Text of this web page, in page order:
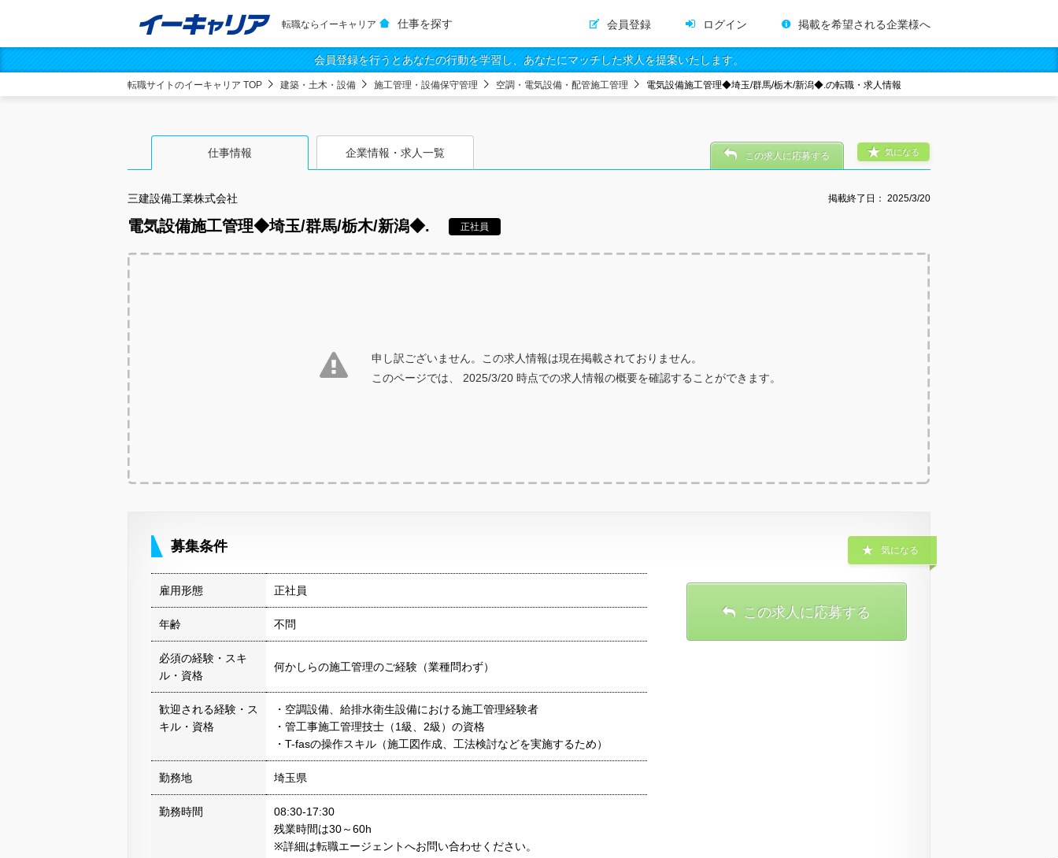
転職ならイーキャリア 仕事を探す 会員登録 ログイン 掲載を希望される企業様へ
会員登録を行うとあなたの行動を学習し、あなたにマッチした求人を提案いたします。
転職サイトのイーキャリア TOP 建築・土木・設備 施工管理・設備保守管理 空調・電気設備・配管施工管理 電気設備施工管理◆埼玉/群馬/栃木/新潟◆.の転職・求人情報
仕事情報 企業情報・求人一覧
三建設備工業株式会社 掲載終了日： 2025/3/20
電気設備施工管理◆埼玉/群馬/栃木/新潟◆. 正社員
気になる
この求人に応募する
申し訳ございません。この求人情報は現在掲載されておりません。
このページでは、 2025/3/20 時点での求人情報の概要を確認することができます。
募集条件
雇用形態 正社員
年齢 不問
必須の経験・スキ
ル・資格
何かしらの施工管理のご経験（業種問わず）
歓迎される経験・ス
キル・資格
・空調設備、給排水衛生設備における施工管理経験者
・管工事施工管理技士（1級、2級）の資格
・T-fasの操作スキル（施工図作成、工法検討などを実施するため）
勤務地 埼玉県
勤務時間
08:30-17:30
残業時間は30～60h
※詳細は転職エージェントへお問い合わせください。
気になる
この求人に応募する